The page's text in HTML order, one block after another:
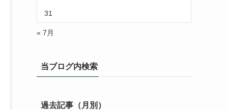
31
« 7月
当ブログ内検索
過去記事（月別）